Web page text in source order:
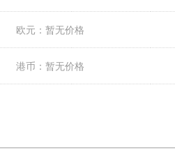
欧元： 暂无价格
港币： 暂无价格